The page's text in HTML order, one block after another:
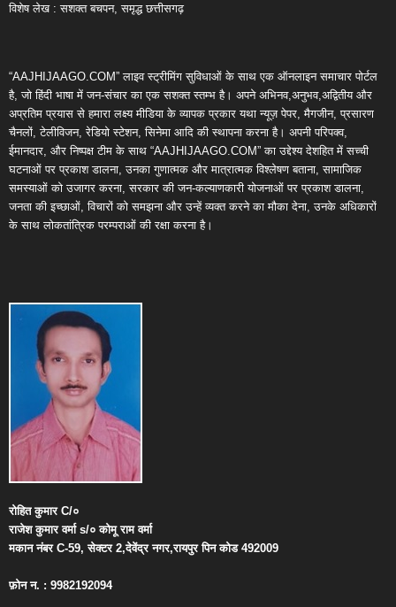
विशेष लेख : सशक्त बचपन, समृद्ध छत्तीसगढ़
“AAJHIJAAGO.COM” लाइव स्ट्रीमिंग सुविधाओं के साथ एक ऑनलाइन समाचार पोर्टल
है, जो हिंदी भाषा में जन-संचार का एक सशक्त स्तम्भ है। अपने अभिनव,अनुभव,अद्वितीय और
अप्रतिम प्रयास से हमारा लक्ष्य मीडिया के व्यापक प्रकार यथा न्यूज़ पेपर, मैगजीन, प्रसारण
चैनलों, टेलीविजन, रेडियो स्टेशन, सिनेमा आदि की स्थापना करना है। अपनी परिपक्व,
ईमानदार, और निष्पक्ष टीम के साथ “AAJHIJAAGO.COM” का उद्देश्य देशहित में सच्ची
घटनाओं पर प्रकाश डालना, उनका गुणात्मक और मात्रात्मक विश्लेषण बताना, सामाजिक
समस्याओं को उजागर करना, सरकार की जन-कल्याणकारी योजनाओं पर प्रकाश डालना,
जनता की इच्छाओं, विचारों को समझना और उन्हें व्यक्त करने का मौका देना, उनके अधिकारों
के साथ लोकतांत्रिक परम्पराओं की रक्षा करना है।
रोहित कुमारC/०
राजेश कुमार वर्माs/० कोमू राम वर्मा
मकान नंबरC-59,सेक्टर2,देवेंद्र नगर,रायपुर पिन कोड492009
फ़ोन न. : 9982192094